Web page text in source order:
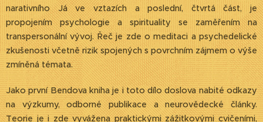
narativního Já ve vztazích a poslední, čtvrtá část, je
propojením psychologie a spirituality se zaměřením na
transpersonální vývoj. Řeč je zde o meditaci a psychedelické
zkušenosti včetně rizik spojených s povrchním zájmem o výše
zmíněná témata.
Jako první Bendova kniha je i toto dílo doslova nabité odkazy
na výzkumy, odborné publikace a neurovědecké články.
Teorie je i zde vyvážena praktickými zážitkovými cvičeními,